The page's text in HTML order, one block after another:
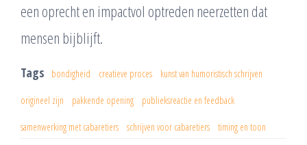
een oprecht en impactvol optreden neerzetten dat
mensen bijblijft.
Tags bondigheid creatieve proces kunst van humoristisch schrijven
origineel zijn pakkende opening publieksreactie en feedback
samenwerking met cabaretiers schrijven voor cabaretiers timing en toon